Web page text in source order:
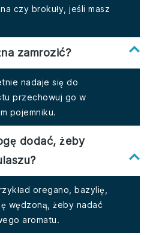
czy brokuły, jeśli masz
zamrozić?
nadaje się do
przechowuj go w
pojemniku.
dodać, żeby
oregano, bazylię,
wędzoną, żeby nadać
aromatu.